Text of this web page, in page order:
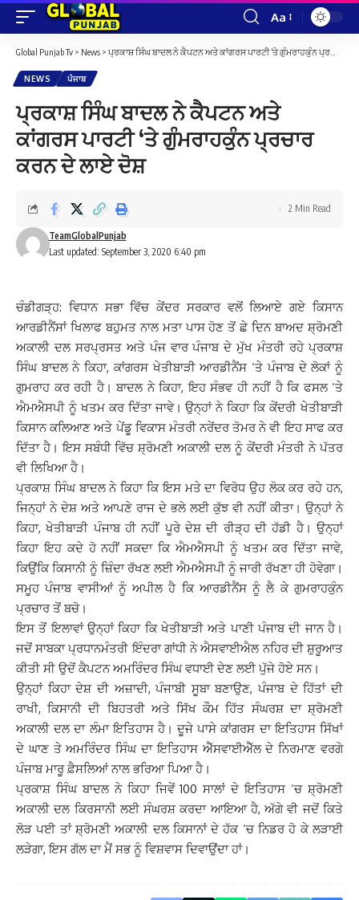
Font
Resizer
Aa
Global Punjab Tv > News > ਪ੍ਰਕਾਸ਼ ਸਿੰਘ ਬਾਦਲ ਨੇ ਕੈਪਟਨ ਅਤੇ ਕਾਂਗਰਸ ਪਾਰਟੀ ‘ਤੇ ਗੁੰਮਰਾਹਕੁੰਨ ਪ੍ਰਚਾਰ ਕਰਨ ਦੇ ਲਾਏ ਦੋਸ਼
NEWS ਪੰਜਾਬ
ਪ੍ਰਕਾਸ਼ ਸਿੰਘ ਬਾਦਲ ਨੇ ਕੈਪਟਨ ਅਤੇ
ਕਾਂਗਰਸ ਪਾਰਟੀ ‘ਤੇ ਗੁੰਮਰਾਹਕੁੰਨ ਪ੍ਰਚਾਰ
ਕਰਨ ਦੇ ਲਾਏ ਦੋਸ਼
Last updated: September 3, 2020 6:40 pm
TeamGlobalPunjab
2 Min Read
ਚੰਡੀਗੜ੍ਹ: ਵਿਧਾਨ ਸਭਾ ਵਿੱਚ ਕੇਂਦਰ ਸਰਕਾਰ ਵਲੋਂ ਲਿਆਏ ਗਏ ਕਿਸਾਨ
ਆਰਡੀਨੈਂਸਾਂ ਖਿਲਾਫ ਬਹੁਮਤ ਨਾਲ ਮਤਾ ਪਾਸ ਹੋਣ ਤੋਂ ਛੇ ਦਿਨ ਬਾਅਦ ਸ਼੍ਰੋਮਣੀ
ਅਕਾਲੀ ਦਲ ਸਰਪ੍ਰਸਤ ਅਤੇ ਪੰਜ ਵਾਰ ਪੰਜਾਬ ਦੇ ਮੁੱਖ ਮੰਤਰੀ ਰਹੇ ਪ੍ਰਕਾਸ਼
ਸਿੰਘ ਬਾਦਲ ਨੇ ਕਿਹਾ, ਕਾਂਗਰਸ ਖੇਤੀਬਾੜੀ ਆਰਡੀਨੈਂਸ ‘ਤੇ ਪੰਜਾਬ ਦੇ ਲੋਕਾਂ ਨੂੰ
ਗੁਮਰਾਹ ਕਰ ਰਹੀ ਹੈ। ਬਾਦਲ ਨੇ ਕਿਹਾ, ਇਹ ਸੰਭਵ ਹੀ ਨਹੀਂ ਹੈ ਕਿ ਫਸਲ ‘ਤੇ
ਐਮਐਸਪੀ ਨੂੰ ਖਤਮ ਕਰ ਦਿੱਤਾ ਜਾਵੇ। ਉਨ੍ਹਾਂ ਨੇ ਕਿਹਾ ਕਿ ਕੇਂਦਰੀ ਖੇਤੀਬਾੜੀ
ਕਿਸਾਨ ਕਲਿਆਣ ਅਤੇ ਪੇਂਡੂ ਵਿਕਾਸ ਮੰਤਰੀ ਨਰੇਂਦਰ ਤੋਮਰ ਨੇ ਵੀ ਇਹ ਸਾਫ ਕਰ
ਦਿੱਤਾ ਹੈ। ਇਸ ਸਬੰਧੀ ਵਿੱਚ ਸ਼੍ਰੋਮਣੀ ਅਕਾਲੀ ਦਲ ਨੂੰ ਕੇਂਦਰੀ ਮੰਤਰੀ ਨੇ ਪੱਤਰ
ਵੀ ਲਿਖਿਆ ਹੈ।
ਪ੍ਰਕਾਸ਼ ਸਿੰਘ ਬਾਦਲ ਨੇ ਕਿਹਾ ਕਿ ਇਸ ਮਤੇ ਦਾ ਵਿਰੋਧ ਉਹ ਲੋਕ ਕਰ ਰਹੇ ਹਨ,
ਜਿਨ੍ਹਾਂ ਨੇ ਦੇਸ਼ ਅਤੇ ਆਪਣੇ ਰਾਜ ਦੇ ਭਲੇ ਲਈ ਕੁੱਝ ਵੀ ਨਹੀਂ ਕੀਤਾ। ਉਨ੍ਹਾਂ ਨੇ
ਕਿਹਾ, ਖੇਤੀਬਾੜੀ ਪੰਜਾਬ ਹੀ ਨਹੀਂ ਪੂਰੇ ਦੇਸ਼ ਦੀ ਰੀੜ੍ਹ ਦੀ ਹੱਡੀ ਹੈ। ਉਨ੍ਹਾਂ
ਕਿਹਾ ਇਹ ਕਦੇ ਹੋ ਨਹੀਂ ਸਕਦਾ ਕਿ ਐਮਐਸਪੀ ਨੂੰ ਖਤਮ ਕਰ ਦਿੱਤਾ ਜਾਵੇ,
ਕਿਉਂਕਿ ਕਿਸਾਨੀ ਨੂੰ ਜ਼ਿੰਦਾ ਰੱਖਣ ਲਈ ਐਮਐਸਪੀ ਨੂੰ ਜਾਰੀ ਰੱਖਣਾ ਹੀ ਹੋਵੇਗਾ।
ਸਮੂਹ ਪੰਜਾਬ ਵਾਸੀਆਂ ਨੂੰ ਅਪੀਲ ਹੈ ਕਿ ਆਰਡੀਨੈਂਸ ਨੂੰ ਲੈ ਕੇ ਗੁਮਰਾਹਕੁੰਨ
ਪ੍ਰਚਾਰ ਤੋਂ ਬਚੋ।
ਇਸ ਤੋਂ ਇਲਾਵਾਂ ਉਨ੍ਹਾਂ ਕਿਹਾ ਕਿ ਖੇਤੀਬਾੜੀ ਅਤੇ ਪਾਣੀ ਪੰਜਾਬ ਦੀ ਜਾਨ ਹੈ।
ਜਦੋਂ ਸਾਬਕਾ ਪ੍ਰਧਾਨਮੰਤਰੀ ਇੰਦਰਾ ਗਾਂਧੀ ਨੇ ਐਸਵਾਈਐਲ ਨਹਿਰ ਦੀ ਸ਼ੁਰੂਆਤ
ਕੀਤੀ ਸੀ ਉਦੋਂ ਕੈਪਟਨ ਅਮਰਿੰਦਰ ਸਿੰਘ ਵਧਾਈ ਦੇਣ ਲਈ ਪੁੱਜੇ ਹੋਏ ਸਨ।
ਉਨ੍ਹਾਂ ਕਿਹਾ ਦੇਸ਼ ਦੀ ਅਜ਼ਾਦੀ, ਪੰਜਾਬੀ ਸੂਬਾ ਬਣਾਉਣ, ਪੰਜਾਬ ਦੇ ਹਿੱਤਾਂ ਦੀ
ਰਾਖੀ, ਕਿਸਾਨੀ ਦੀ ਬਿਹਤਰੀ ਅਤੇ ਸਿੱਖ ਕੌਮ ਹਿੱਤ ਸੰਘਰਸ਼ ਦਾ ਸ਼੍ਰੋਮਣੀ
ਅਕਾਲੀ ਦਲ ਦਾ ਲੰਮਾ ਇਤਿਹਾਸ ਹੈ। ਦੂਜੇ ਪਾਸੇ ਕਾਂਗਰਸ ਦਾ ਇਤਿਹਾਸ ਸਿੱਖਾਂ
ਦੇ ਘਾਣ ਤੇ ਅਮਰਿੰਦਰ ਸਿੰਘ ਦਾ ਇਤਿਹਾਸ ਐੱਸਵਾਈਐੱਲ ਦੇ ਨਿਰਮਾਣ ਵਰਗੇ
ਪੰਜਾਬ ਮਾਰੂ ਫ਼ੈਸਲਿਆਂ ਨਾਲ ਭਰਿਆ ਪਿਆ ਹੈ।
ਪ੍ਰਕਾਸ਼ ਸਿੰਘ ਬਾਦਲ ਨੇ ਕਿਹਾ ਜਿਵੇਂ 100 ਸਾਲਾਂ ਦੇ ਇਤਿਹਾਸ ‘ਚ ਸ਼੍ਰੋਮਣੀ
ਅਕਾਲੀ ਦਲ ਕਿਰਸਾਨੀ ਲਈ ਸੰਘਰਸ਼ ਕਰਦਾ ਆਇਆ ਹੈ, ਅੱਗੇ ਵੀ ਜਦੋਂ ਕਿਤੇ
ਲੋੜ ਪਈ ਤਾਂ ਸ਼੍ਰੋਮਣੀ ਅਕਾਲੀ ਦਲ ਕਿਸਾਨਾਂ ਦੇ ਹੱਕ ‘ਚ ਨਿਡਰ ਹੋ ਕੇ ਲੜਾਈ
ਲੜੇਗਾ, ਇਸ ਗੱਲ ਦਾ ਮੈਂ ਸਭ ਨੂੰ ਵਿਸ਼ਵਾਸ ਦਿਵਾਉਂਦਾ ਹਾਂ।